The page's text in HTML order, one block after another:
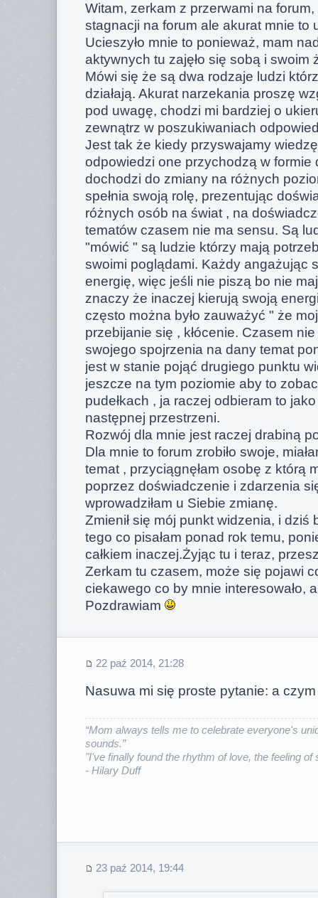
Witam, zerkam z przerwami na forum,
stagnacji na forum ale akurat mnie to
Ucieszyło mnie to ponieważ, mam
aktywnych tu zajęło się sobą i swoim
Mówi się że są dwa rodzaje ludzi
działają. Akurat narzekania proszę
pod uwagę, chodzi mi bardziej o
zewnątrz w poszukiwaniach
Jest tak że kiedy przyswajamy
odpowiedzi one przychodzą w
dochodzi do zmiany na różnych
spełnia swoją rolę, prezentując
różnych osób na świat , na
tematów czasem nie ma sensu. Są
"mówić " są ludzie którzy mają
swoimi poglądami. Każdy angażując
energię, więc jeśli nie piszą bo nie
znaczy że inaczej kierują swoją
często można było zauważyć " że
przebijanie się , kłócenie. Czasem
swojego spojrzenia na dany temat
jest w stanie pojąć drugiego punktu
jeszcze na tym poziomie aby to
pudełkach , ja raczej odbieram to
następnej przestrzeni.
Rozwój dla mnie jest raczej drabiną
Dla mnie to forum zrobiło swoje,
temat , przyciągnęłam osobę z którą
poprzez doświadczenie i zdarzenia
wprowadziłam u Siebie zmianę.
Zmienił się mój punkt widzenia, i dziś
tego co pisałam ponad rok temu,
całkiem inaczej.Żyjąc tu i teraz,
Zerkam tu czasem, może się pojawi
ciekawego co by mnie interesowało,
Pozdrawiam
22 paź 2014, 21:28
Nasuwa mi się proste pytanie: a
“Mom always tells me to celebrate everyone's
sounds.”
"I've finally found the rhythm of love, the feeling of
- Hilary Duff
23 paź 2014, 19:44